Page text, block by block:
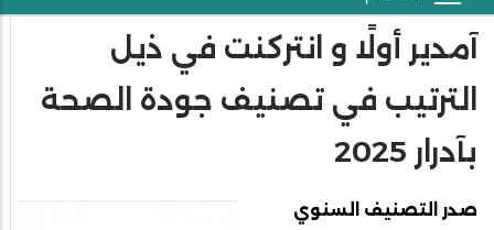
آمدير أولًا و انتركنت في ذيل
الترتيب في تصنيف جودة الصحة
بآدرار 2025
صدر التصنيف السنوي